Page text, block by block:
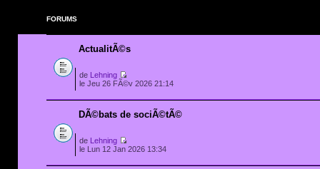
FORUMS
ActualitÃ©s
de Lehning
le Jeu 26 FÃ©v 2026 21:14
DÃ©bats de sociÃ©tÃ©
de Lehning
le Lun 12 Jan 2026 13:34